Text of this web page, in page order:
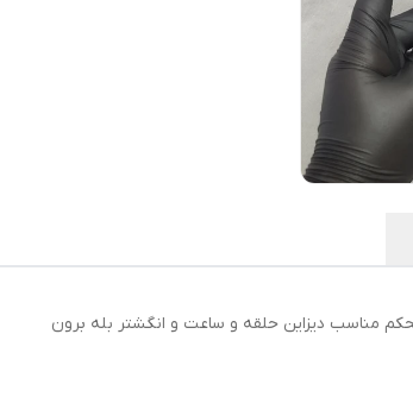
مناسب دیزاین حلقه و ساعت و انگشتر بله برون